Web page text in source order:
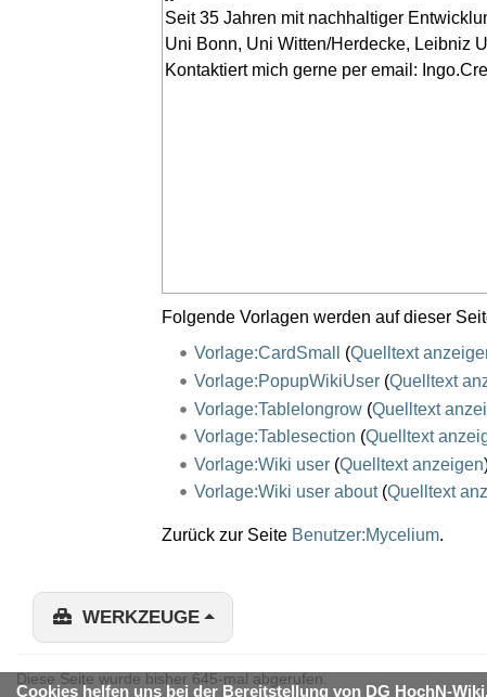
Folgende Vorlagen werden auf dieser
Vorlage:CardSmall
(Quelltext
Vorlage:PopupWikiUser(Quelltext
Vorlage:Tablelongrow(Quelltext
Vorlage:Tablesection (Quelltext
Vorlage:Wiki user(Quelltext anzeigen
Vorlage:Wiki user about(Quelltext
Zurück zur Seite Benutzer:Mycelium.
Cookies helfen uns bei der Bereitstellung von DG HochN-
WERKZEUGE
Diese Seite wurde bisher 645-mal abgerufen.